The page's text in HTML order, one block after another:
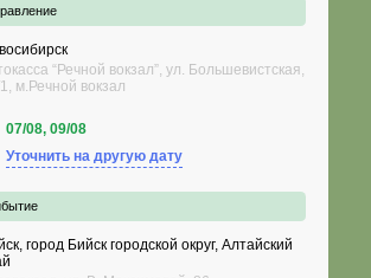
“Речной вокзал”, ул. Большевистская,
м.Речной вокзал
07/08, 09/08
Уточнить на другую дату
город Бийск городской округ, Алтайский